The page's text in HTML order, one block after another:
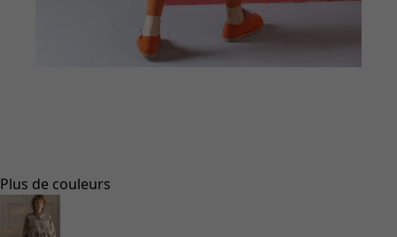
Plus de couleurs